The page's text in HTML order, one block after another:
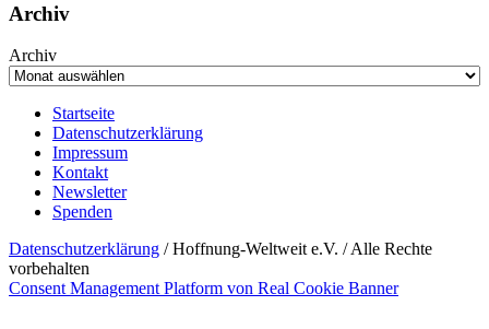
Archiv
Archiv
Startseite
Datenschutzerklärung
Impressum
Kontakt
Newsletter
Spenden
Datenschutzerklärung / Hoffnung-Weltweit e.V. / Alle Rechte
vorbehalten
Consent Management Platform von Real Cookie Banner